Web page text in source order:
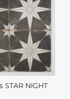
STAR NIGHT